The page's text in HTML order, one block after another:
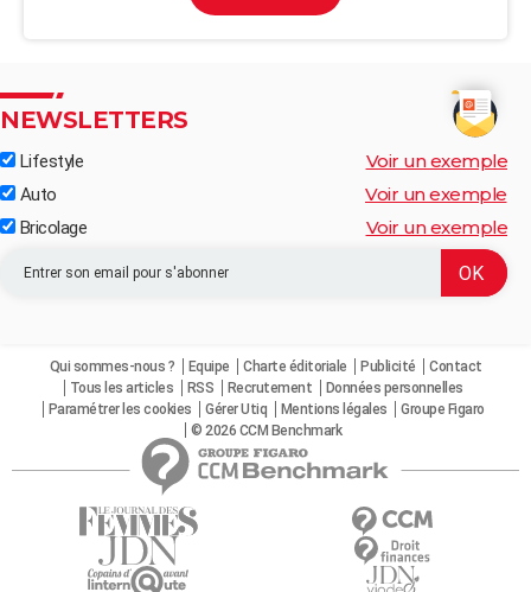
NEWSLETTERS
Lifestyle Voir un exemple
Auto Voir un exemple
Bricolage Voir un exemple
Qui sommes-nous ? Equipe Charte éditoriale Publicité
Contact
Tous les articles
RSS Recrutement
Données personnelles
Paramétrer les cookies
Gérer Utiq Mentions légales
Groupe Figaro
© 2026 CCM Benchmark